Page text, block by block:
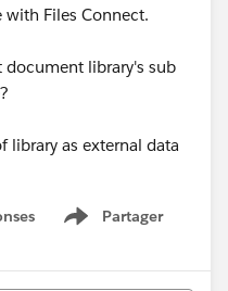
with Files Connect.
document library's sub
library as external data
Partager
Show menu